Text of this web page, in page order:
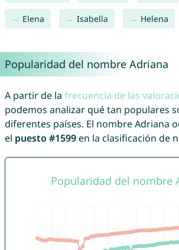
Elena Isabella Helena
Popularidad del nombre Adriana
A partir de la frecuencia de las
podemos analizar qué tan populares
diferentes países. El nombre Adriana
el puesto #1599en la clasificación de